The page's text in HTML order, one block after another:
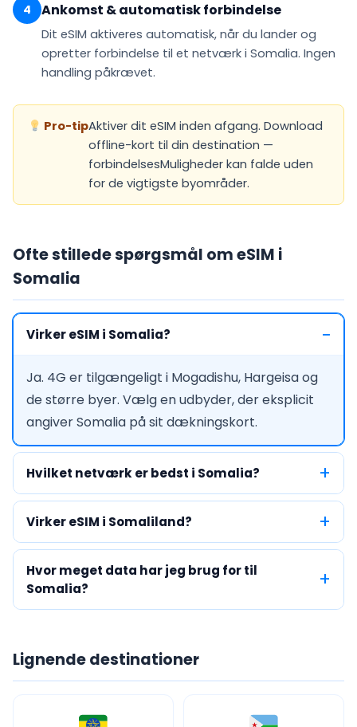
4 Ankomst & automatisk forbindelse
Dit eSIM aktiveres automatisk, når du lander og
opretter forbindelse til et netværk i Somalia. Ingen
handling påkrævet.
Pro-tipAktiver dit eSIM inden afgang. Download
offline-kort til din destination —
forbindelsesMuligheder kan falde uden
for de vigtigste byområder.
Ofte stillede spørgsmål om eSIM i
Somalia
Virker eSIM i Somalia?
Ja. 4G er tilgængeligt i Mogadishu, Hargeisa og
de større byer. Vælg en udbyder, der eksplicit
angiver Somalia på sit dækningskort.
Hvilket netværk er bedst i Somalia?
Virker eSIM i Somaliland?
Hvor meget data har jeg brug for til
Somalia?
Lignende destinationer